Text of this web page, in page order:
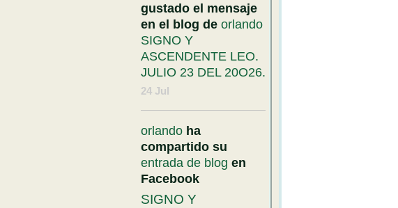
gustado el mensaje
en el blog de orlando
SIGNO Y
ASCENDENTE LEO.
JULIO 23 DEL 20O26.
24 Jul
orlando ha
compartido su
entrada de blog en
Facebook
SIGNO Y